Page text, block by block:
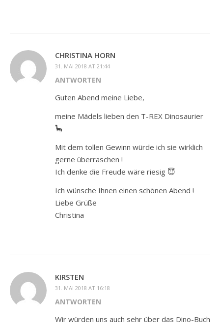
CHRISTINA HORN
31. MAI 2018 AT 21:44
ANTWORTEN
Guten Abend meine Liebe,
meine Mädels lieben den T-REX Dinosaurier
🦕
Mit dem tollen Gewinn würde ich sie wirklich
gerne überraschen !
Ich denke die Freude wäre riesig 😇
Ich wünsche Ihnen einen schönen Abend !
Liebe Grüße
Christina
KIRSTEN
31. MAI 2018 AT 16:18
ANTWORTEN
Wir würden uns auch sehr über das Dino-Buch